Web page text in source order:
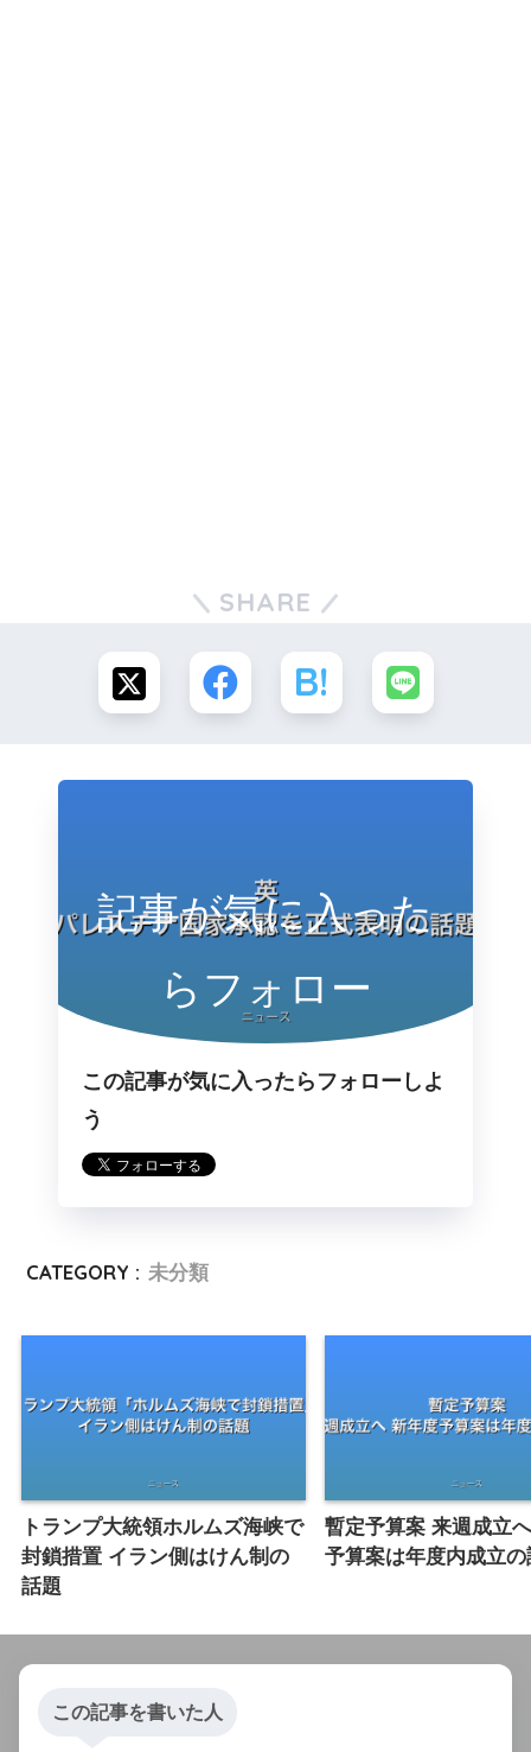
SHARE
記事が気に入った
らフォロー
この記事が気に入ったらフォローしよ
う
CATEGORY : 未分類
トランプ大統領ホルムズ海峡で
封鎖措置 イラン側はけん制の
話題
暫定予算案 来週成立
予算案は年度内成立の
この記事を書いた人